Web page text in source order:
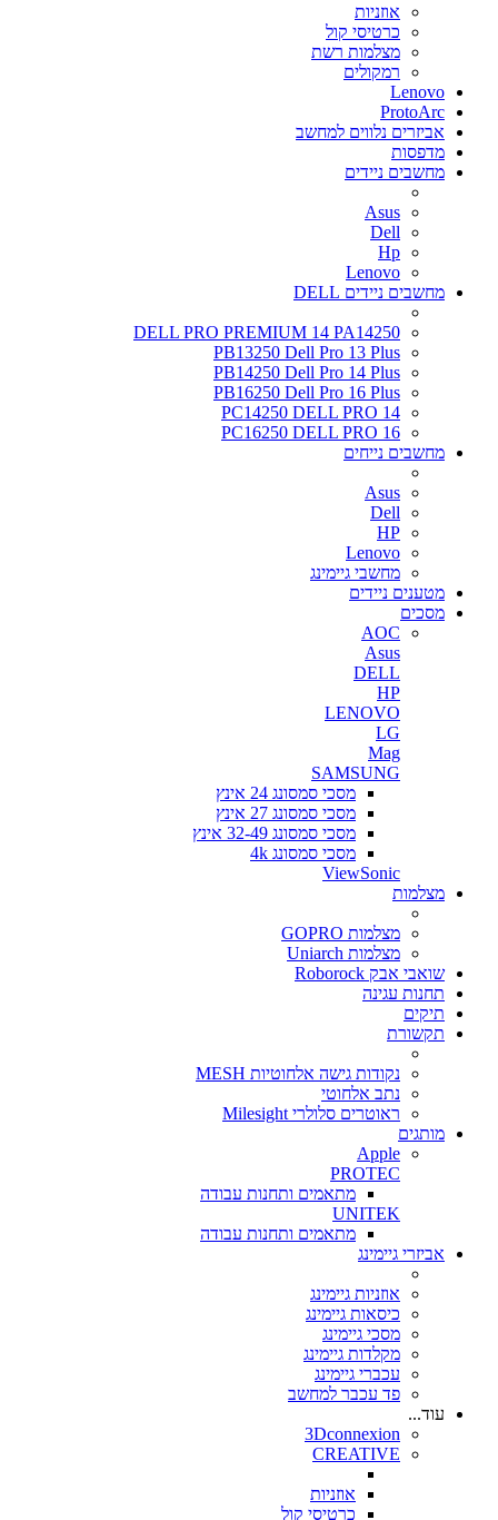
אוזניות
כרטיסי קול
מצלמות רשת
רמקולים
Lenovo
ProtoArc
אביזרים נלווים למחשב
מדפסות
מחשבים ניידים
Asus
Dell
Hp
Lenovo
מחשבים ניידים DELL
DELL PRO PREMIUM 14 PA14250
PB13250 Dell Pro 13 Plus
PB14250 Dell Pro 14 Plus
PB16250 Dell Pro 16 Plus
PC14250 DELL PRO 14
PC16250 DELL PRO 16
מחשבים נייחים
Asus
Dell
HP
Lenovo
מחשבי גיימינג
מטענים ניידים
מסכים
AOC
Asus
DELL
HP
LENOVO
LG
Mag
SAMSUNG
מסכי סמסונג 24 אינץ
מסכי סמסונג 27 אינץ
מסכי סמסונג 32-49 אינץ
מסכי סמסונג 4k
ViewSonic
מצלמות
מצלמות GOPRO
מצלמות Uniarch
שואבי אבק Roborock
תחנות עגינה
תיקים
תקשורת
נקודות גישה אלחוטיות MESH
נתב אלחוטי
ראוטרים סלולרי Milesight
מותגים
Apple
PROTEC
מתאמים ותחנות עבודה
UNITEK
מתאמים ותחנות עבודה
אביזרי גיימינג
אוזניות גיימינג
כיסאות גיימינג
מסכי גיימינג
מקלדות גיימינג
עכברי גיימינג
פד עכבר למחשב
עוד...
3Dconnexion
CREATIVE
אוזניות
כרטיסי קול